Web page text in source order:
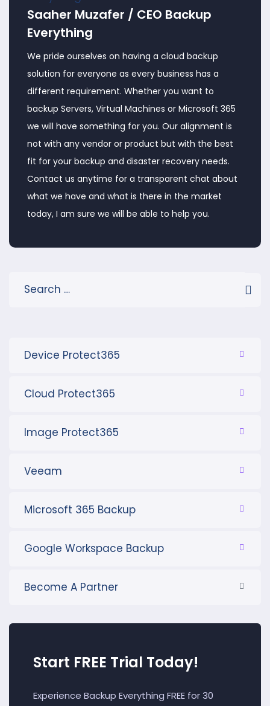
Saaher Muzafer / CEO Backup
Everything
We pride ourselves on having a cloud backup
solution for everyone as every business has a
different requirement. Whether you want to
backup Servers, Virtual Machines or Microsoft 365
we will have something for you. Our alignment is
not with any vendor or product but with the best
fit for your backup and disaster recovery needs.
Contact us anytime for a transparent chat about
what we have and what is there in the market
today, I am sure we will be able to help you.
Device Protect365
Cloud Protect365
Image Protect365
Veeam
Microsoft 365 Backup
Google Workspace Backup
Become A Partner
Start FREE Trial Today!
Experience Backup Everything FREE for 30